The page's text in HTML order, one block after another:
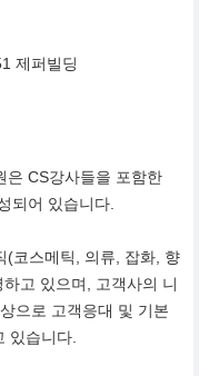
제퍼빌딩
은 CS강사들을 포함한
되어 있습니다.
(코스메틱, 의류, 잡화, 향
고 있으며, 고객사의 니
으로 고객응대 및 기본
있습니다.